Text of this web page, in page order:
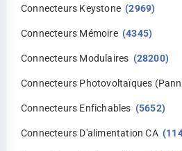
Connecteurs Keystone (2969)
Connecteurs Mémoire (4345)
Connecteurs Modulaires (28200)
Connecteurs Photovoltaïques
Connecteurs Enfichables (5652)
Connecteurs D'alimentation CA